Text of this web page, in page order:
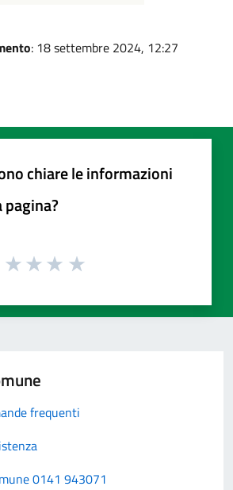
: 18 settembre 2024, 12:27
chiare le informazioni
pagina?
frequenti
0141 943071